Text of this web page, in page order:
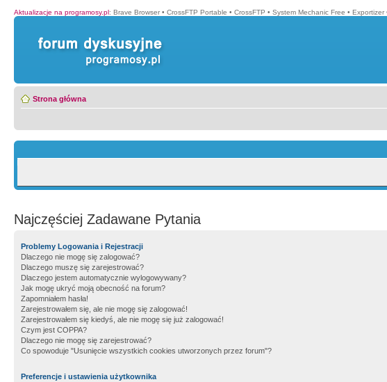
Aktualizacje na programosy.pl: Brave Browser • CrossFTP Portable • CrossFTP • System Mechanic Free • Exportizer
Strona główna
Najczęściej Zadawane Pytania
Problemy Logowania i Rejestracji
Dlaczego nie mogę się zalogować?
Dlaczego muszę się zarejestrować?
Dlaczego jestem automatycznie wylogowywany?
Jak mogę ukryć moją obecność na forum?
Zapomniałem hasła!
Zarejestrowałem się, ale nie mogę się zalogować!
Zarejestrowałem się kiedyś, ale nie mogę się już zalogować!
Czym jest COPPA?
Dlaczego nie mogę się zarejestrować?
Co spowoduje "Usunięcie wszystkich cookies utworzonych przez forum"?
Preferencje i ustawienia użytkownika